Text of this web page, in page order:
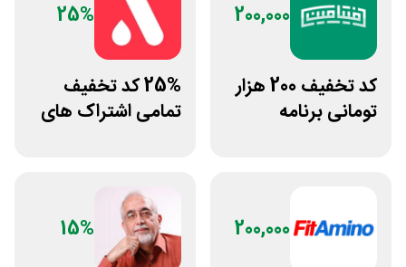
200,000
کد تخفیف 200 هزار
تومانی برنامه
25%
25% کد تخفیف
تمامی اشتراک های
200,000
15%